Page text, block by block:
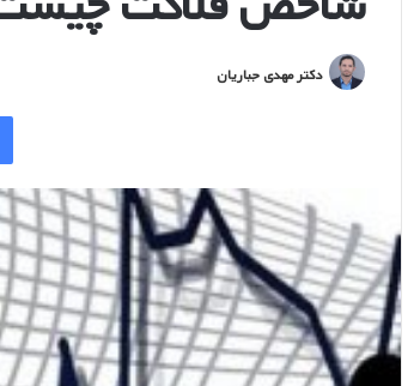
دکتر مهدی جباریان